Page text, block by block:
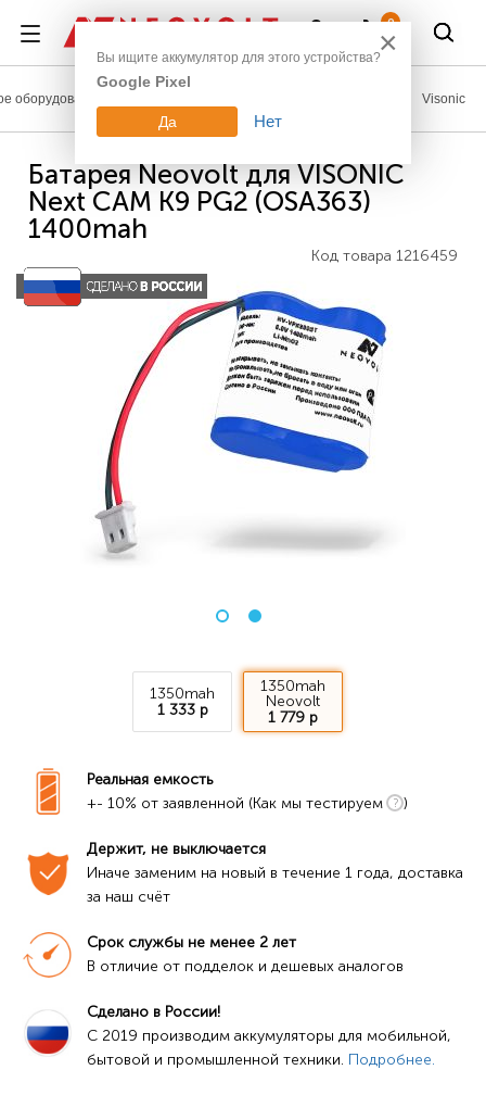
0
оборудование Visonic
Батарея Neovolt для VISONIC
Next CAM K9 PG2 (OSA363)
1400mah
Код товара 1216459
1350mah
1 333 р
1350mah
Neovolt
1 779 р
Реальная емкость
+- 10% от заявленной (Как мы тестируем
)
Держит, не выключается
Иначе заменим на новый в течение 1 года, доставка
за наш счёт
Срок службы не менее 2 лет
В отличие от подделок и дешевых аналогов
Сделано в России!
C 2019 производим аккумуляторы для мобильной,
бытовой и промышленной техники. Подробнее.
×
Вы ищите аккумулятор для этого устройства?
Google Pixel
Да Нет